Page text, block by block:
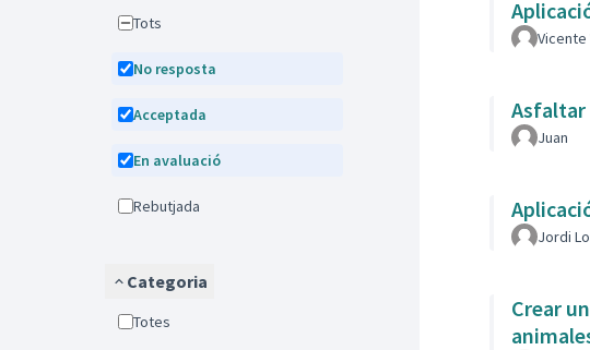
Tots
No resposta
Acceptada
En avaluació
Rebutjada
Categoria
Totes
Vicente
Asfaltar
Juan
Jordi
Crear